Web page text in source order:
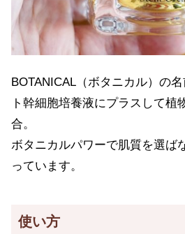
BOTANICAL（ボタニカル）の
ト幹細胞培養液にプラスして植
合。
ボタニカルパワーで肌質を選ば
っています。
使い方